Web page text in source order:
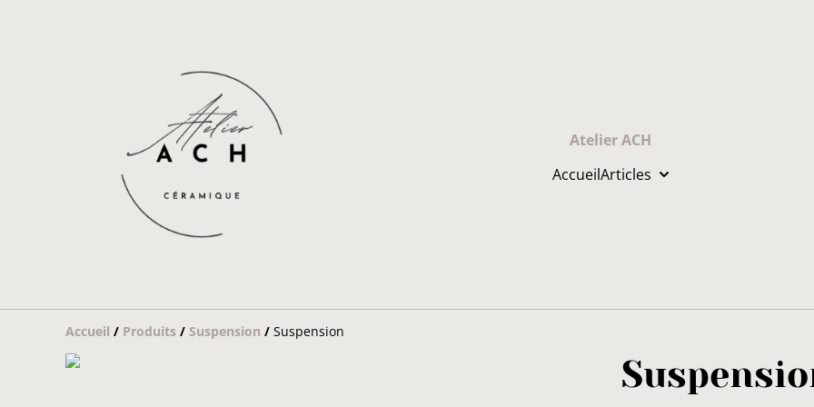
Atelier ACH
AccueilArticles
Accueil / Produits / Suspension / Suspension